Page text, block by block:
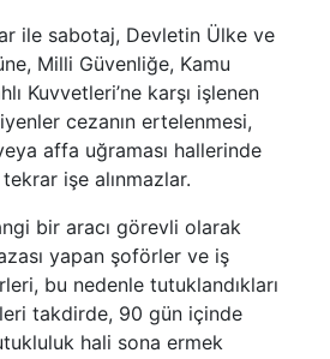
ile sabotaj, Devletin Ülke ve
Milli Güvenliğe, Kamu
Kuvvetleri’ne karşı işlenen
cezanın ertelenmesi,
affa uğraması hallerinde
işe alınmazlar.
bir aracı görevli olarak
yapan şoförler ve iş
bu nedenle tutuklandıkları
takdirde, 90 gün içinde
hali sona ermek